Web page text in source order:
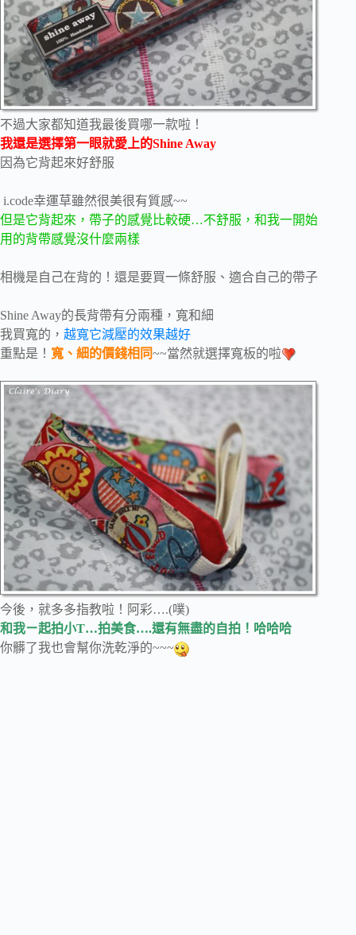
不過大家都知道我最後買哪一款啦！
我還是選擇第一眼就愛上的Shine Away
因為它背起來好舒服
i.code幸運草雖然很美很有質感~~
但是它背起來，帶子的感覺比較硬…不舒服，和我一開始
用的背帶感覺沒什麼兩樣
相機是自己在背的！還是要買一條舒服、適合自己的帶子
Shine Away的長背帶有分兩種，寬和細
我買寬的， 越寬它減壓的效果越好
重點是！ 寬、細的價錢相同~~當然就選擇寬板的啦
今後，就多多指教啦！阿彩….(噗)
和我ㄧ起拍小T…拍美食….還有無盡的自拍！哈哈哈
你髒了我也會幫你洗乾淨的~~~